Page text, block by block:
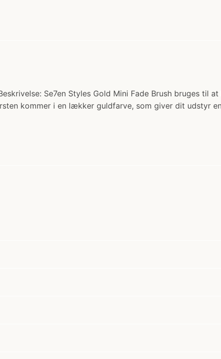
Se7en Styles Gold Mini Fade Brush bruges til
kommer i en lækker guldfarve, som giver dit udstyr